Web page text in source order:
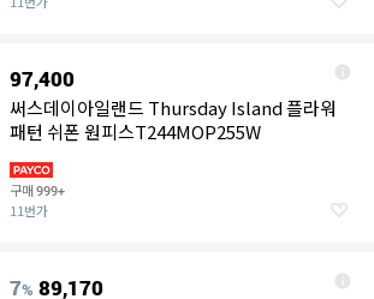
97,400
써스데이아일랜드 Thursday Island 플라워
패턴 쉬폰 원피스T244MOP255W
구매999+
11번가
7% 89,170